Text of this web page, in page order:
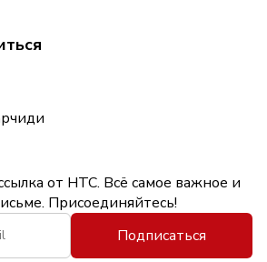
от НТС. Всё самое важное и
Присоединяйтесь!
Подписаться